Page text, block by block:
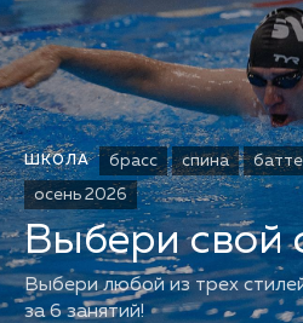
ШКОЛА брасс спина
осень 2026
Выбери свой
Выбери любой из трех
за 6 занятий!